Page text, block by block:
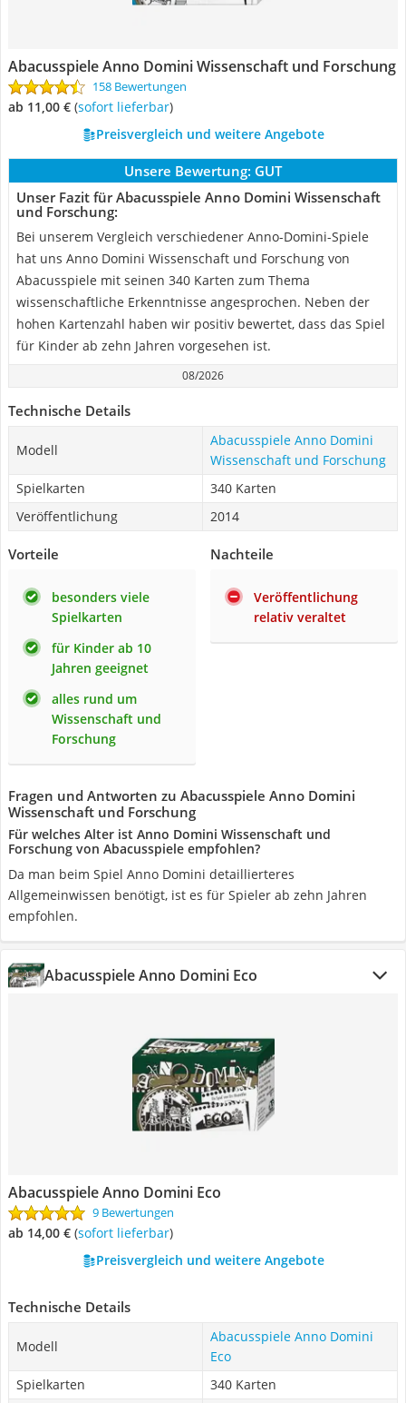
Abacusspiele Anno Domini Wissenschaft und Forschung
158 Bewertungen
ab 11,00 € ( Sofort lieferbar)
Preisvergleich und weitere Angebote
Unsere Bewertung: GUT
Unser Fazit für Abacusspiele Anno Domini Wissenschaft
und Forschung:
Bei unserem Vergleich verschiedener Anno-Domini-Spiele
hat uns Anno Domini Wissenschaft und Forschung von
Abacusspiele mit seinen 340 Karten zum Thema
wissenschaftliche Erkenntnisse angesprochen. Neben der
hohen Kartenzahl haben wir positiv bewertet, dass das Spiel
für Kinder ab zehn Jahren vorgesehen ist.
08/2026
Technische Details
Modell
Abacusspiele Anno Domini
Wissenschaft und Forschung
Spielkarten
340 Karten
Veröffentlichung
2014
Vorteile
besonders viele
Spielkarten
für Kinder ab 10
Jahren geeignet
alles rund um
Wissenschaft und
Forschung
Nachteile
Veröffentlichung
relativ veraltet
Fragen und Antworten zu Abacusspiele Anno Domini
Wissenschaft und Forschung
Für welches Alter ist Anno Domini Wissenschaft und
Forschung von Abacusspiele empfohlen?
Da man beim Spiel Anno Domini detaillierteres
Allgemeinwissen benötigt, ist es für Spieler ab zehn Jahren
empfohlen.
Abacusspiele Anno Domini Eco
Abacusspiele Anno Domini Eco
9 Bewertungen
ab 14,00 € ( Sofort lieferbar)
Preisvergleich und weitere Angebote
Technische Details
Modell
Abacusspiele Anno Domini
Eco
Spielkarten
340 Karten